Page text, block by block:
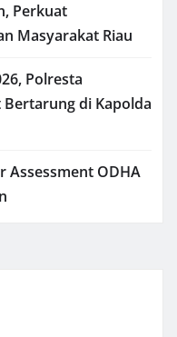
Perkuat
Masyarakat Riau
Polresta
di Kapolda
Assessment ODHA